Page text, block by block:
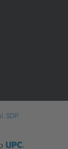
SDP.